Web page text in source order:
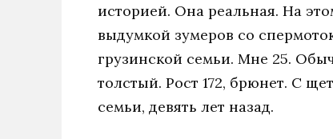
историей. Она реальная. На
выдумкой зумеров со
грузинской семьи. Мне 25.
толстый. Рост 172, брюнет. С
семьи, девять лет назад.